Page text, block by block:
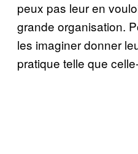
peux pas leur en
grande organisation.
les imaginer donner
pratique telle que